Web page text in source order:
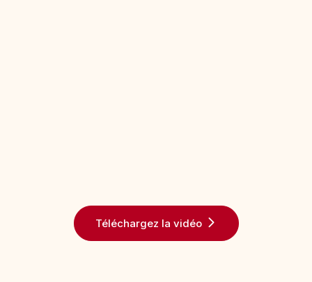
Téléchargez la vidéo